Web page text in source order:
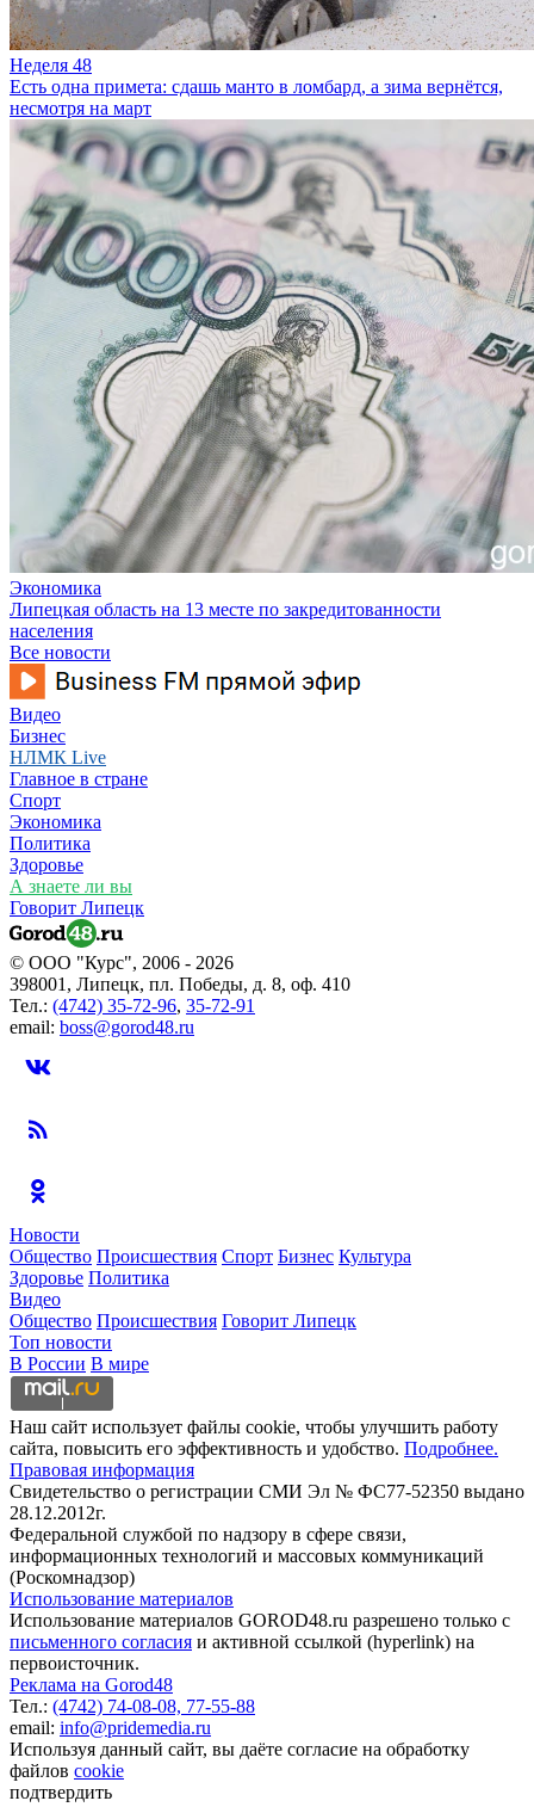
Неделя 48
Есть одна примета: сдашь манто в ломбард, а зима вернётся,
несмотря на март
Экономика
Липецкая область на 13 месте по закредитованности
населения
Все новости
Видео
Бизнес
НЛМК Live
Главное в стране
Спорт
Экономика
Политика
Здоровье
А знаете ли вы
Говорит Липецк
© ООО "Курс", 2006 - 2026
398001, Липецк, пл. Победы, д. 8, оф. 410
Тел.: (4742) 35-72-96, 35-72-91
email: boss@gorod48.ru
Новости
Общество Происшествия Спорт Бизнес Культура
Здоровье Политика
Видео
Общество Происшествия Говорит Липецк
Топ новости
В России В мире
Наш сайт использует файлы cookie, чтобы улучшить работу
сайта, повысить его эффективность и удобство. Подробнее.
Правовая информация
Свидетельство о регистрации СМИ Эл № ФС77-52350 выдано
28.12.2012г.
Федеральной службой по надзору в сфере связи,
информационных технологий и массовых коммуникаций
(Роскомнадзор)
Использование материалов
Использование материалов GOROD48.ru разрешено только с
письменного согласия и активной ссылкой (hyperlink) на
первоисточник.
Реклама на Gorod48
Тел.: (4742) 74-08-08, 77-55-88
email: info@pridemedia.ru
Используя данный сайт, вы даёте согласие на обработку
файлов cookie
подтвердить